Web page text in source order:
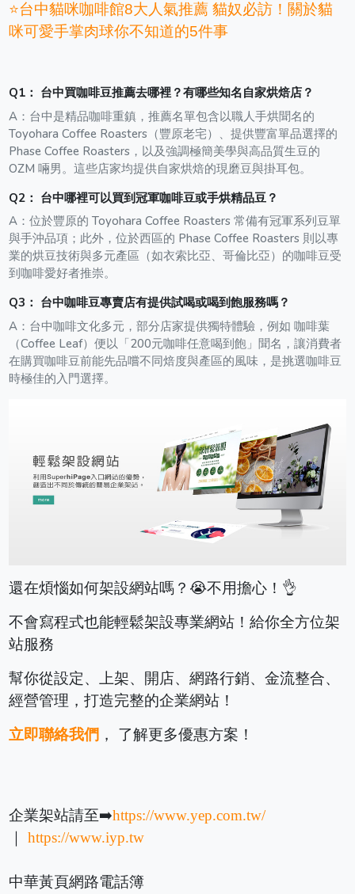
⭐台中貓咪咖啡館8大人氣推薦 貓奴必訪！關於貓
咪可愛手掌肉球你不知道的5件事
Q1 ： 台中買咖啡豆推薦去哪裡？有哪些知名自家烘焙店？
A： 台中是精品咖啡重鎮，推薦名單包含以職人手烘聞名的
Toyohara Coffee Roasters（豐原老宅）、提供豐富單品選擇的
Phase Coffee Roasters，以及強調極簡美學與高品質生豆的
OZM 啢男。這些店家均提供自家烘焙的現磨豆與掛耳包。
Q2 ： 台中哪裡可以買到冠軍咖啡豆或手烘精品豆？
A：位於豐原的 Toyohara Coffee Roasters 常備有冠軍系列豆單
與手沖品項；此外，位於西區的 Phase Coffee Roasters 則以專
業的烘豆技術與多元產區（如衣索比亞、哥倫比亞）的咖啡豆受
到咖啡愛好者推崇。
Q3 ： 台中咖啡豆專賣店有提供試喝或喝到飽服務嗎？
A： 台中咖啡文化多元，部分店家提供獨特體驗，例如 咖啡葉
（Coffee Leaf）便以「200元咖啡任意喝到飽」聞名，讓消費者
在購買咖啡豆前能先品嚐不同焙度與產區的風味，是挑選咖啡豆
時極佳的入門選擇。
還在煩惱如何架設網站嗎？😭不用擔心！👌
不會寫程式也能輕鬆架設專業網站！給你全方位架
站服務
幫你從設定、上架、開店、網路行銷、金流整合、
經營管理，打造完整的企業網站！
立即聯絡我們 ， 了解更多優惠方案！
企業架站請至➡️https://www.yep.com.tw/
｜https://www.iyp.tw
中華黃頁網路電話簿